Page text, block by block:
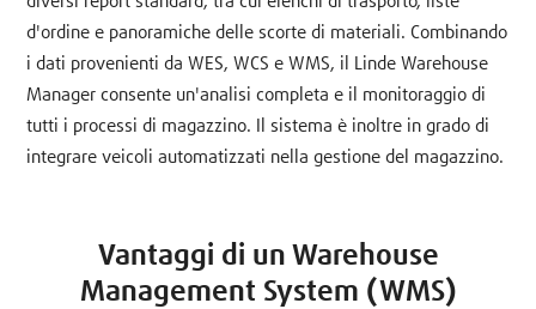
d'ordine e panoramiche delle scorte di materiali. Combinando
i dati provenienti da WES, WCS e WMS, il Linde Warehouse
Manager consente un'analisi completa e il monitoraggio di
tutti i processi di magazzino. Il sistema è inoltre in grado di
integrare veicoli automatizzati nella gestione del magazzino.
Vantaggi di un Warehouse
Management System (WMS)